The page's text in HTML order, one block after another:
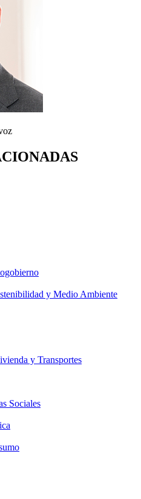
y Medio Ambiente
y Transportes
Sociales